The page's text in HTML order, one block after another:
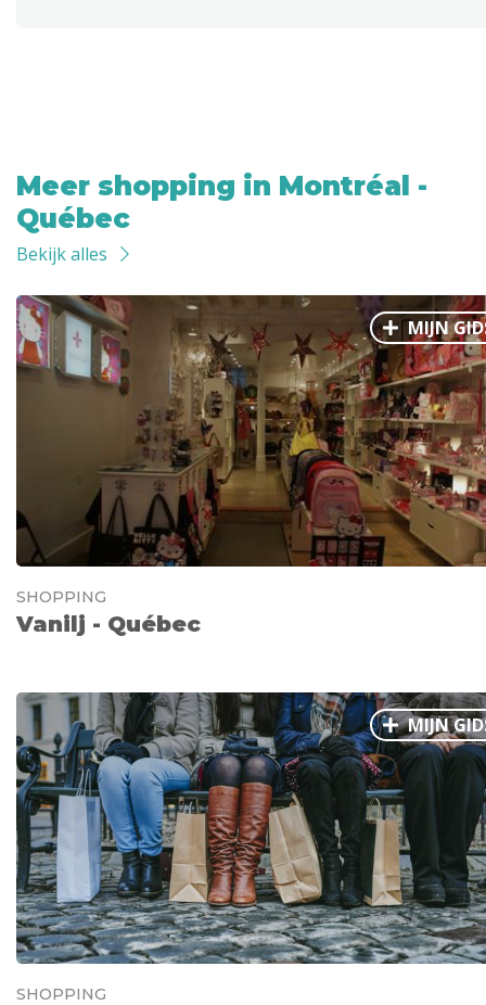
Meer shopping in Montréal -
Québec
Bekijk alles
MIJN
SHOPPING
Vanilj - Québec
MIJN
SHOPPING